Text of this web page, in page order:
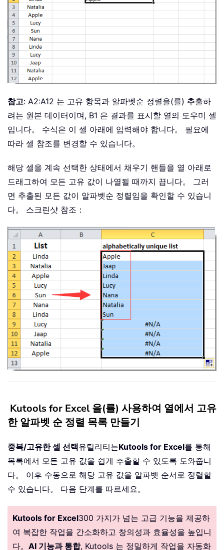
참고: A2:A12 는 고유 항목과 알파벳순 정렬을(를) 추출하
려는 원본 데이터이며, B1 은 결과를 표시할 열의 도우미 셀
입니다。 수식은 이 셀 아래에 입력해야 합니다。 필요에
따라 셀 참조를 변경할 수 있습니다。
해당 셀을 계속 선택한 상태에서 채우기 핸들을 열 아래로
드래그하여 모든 고유 값이 나열될 때까지 끕니다。 그러
면 추출된 모든 값이 알파벳순 정렬임을 확인할 수 있습니
다。 스크린샷 참조：
Kutools for Excel 을(를) 사용하여 열에서 고유
한 알파벳 순 정렬 목록 만들기
중복/고유한 셀 선택유틸리티는Kutools for Excel를 통해
목록에서 모든 고유 값을 쉽게 추출할 수 있도록 도와줍니
다。 이후 수동으로 해당 고유 값을 알파벳 순서로 정렬할
수 있습니다。 다음 단계를 따르세요。
Kutools for Excel300 가지가 넘는 고급 기능을 제공하
여 복잡한 작업을 간소화하고 창의성과 효율성을 높입니
다。 AI 기능과 통합, Kutools 는 정밀하게 작업을 자동화